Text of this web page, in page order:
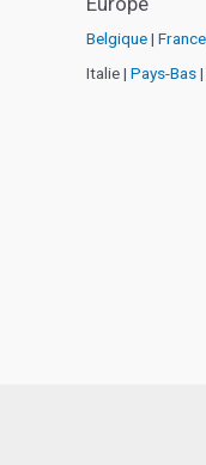
Belgique| France
Italie | Pays-Bas|